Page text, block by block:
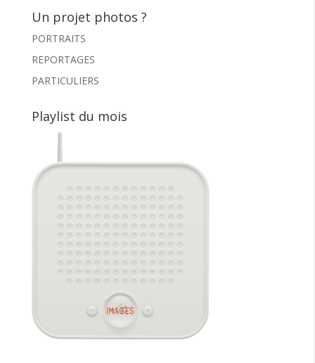
Un projet photos ?
PORTRAITS
REPORTAGES
PARTICULIERS
Playlist du mois